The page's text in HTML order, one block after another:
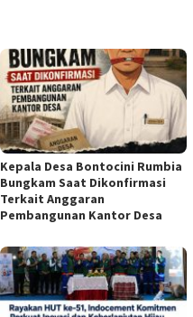
Kepala Desa Bontocini Rumbia
Bungkam Saat Dikonfirmasi
Terkait Anggaran
Pembangunan Kantor Desa